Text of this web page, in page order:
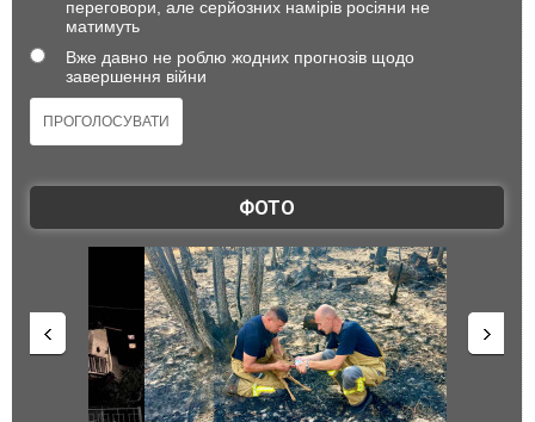
переговори, але серйозних намірів росіяни не
матимуть
Вже давно не роблю жодних прогнозів щодо
завершення війни
ФОТО